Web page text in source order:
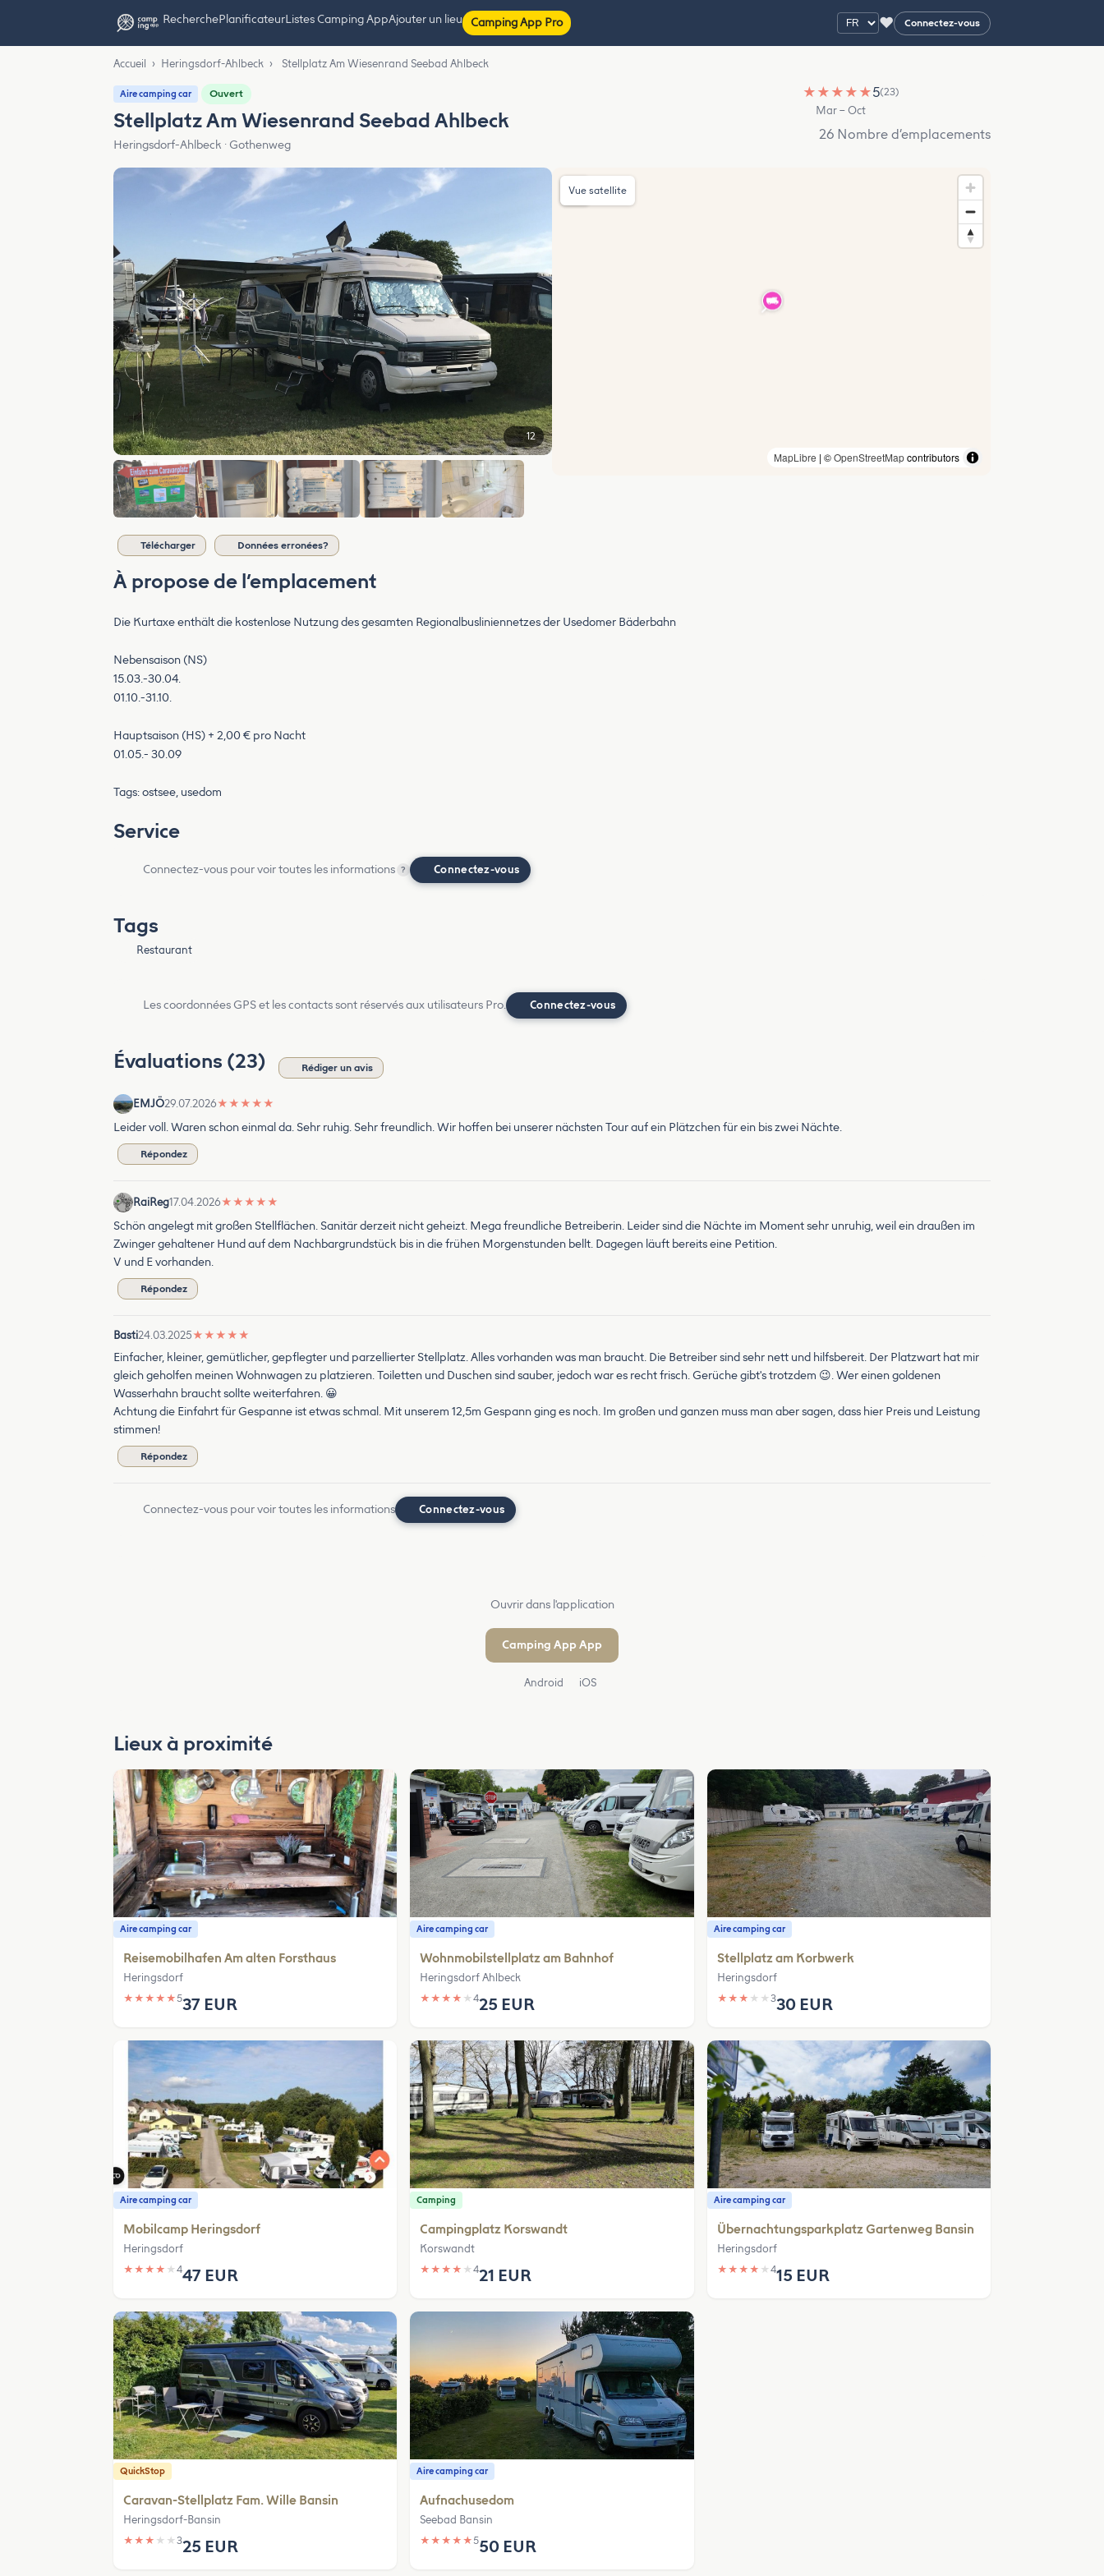
RecherchePlanificateurListes Camping AppAjouter un lieu Camping App Pro ♥ Connectez-vous
Accueil › Heringsdorf-Ahlbeck › Stellplatz Am Wiesenrand Seebad Ahlbeck
Aire camping car Ouvert
Stellplatz Am Wiesenrand Seebad Ahlbeck
Heringsdorf-Ahlbeck · Gothenweg
★ ★ ★ ★ ★5(23)
Mar – Oct
26 Nombre d’emplacements
12
MapLibre | ©OpenStreetMapcontributors
Vue satellite
Télécharger Données erronées?
À propose de l’emplacement
Die Kurtaxe enthält die kostenlose Nutzung des gesamten Regionalbusliniennetzes der Usedomer Bäderbahn
Nebensaison (NS)
15.03.-30.04.
01.10.-31.10.
Hauptsaison (HS) + 2,00 € pro Nacht
01.05.- 30.09
Tags: ostsee, usedom
Service
Connectez-vous pour voir toutes les informations ? Connectez-vous
Tags
Restaurant
Les coordonnées GPS et les contacts sont réservés aux utilisateurs Pro. Connectez-vous
Évaluations (23) Rédiger un avis
EMJÖ29.07.2026★ ★ ★ ★ ★
Leider voll. Waren schon einmal da. Sehr ruhig. Sehr freundlich. Wir hoffen bei unserer nächsten Tour auf ein Plätzchen für ein bis zwei Nächte.
Répondez
RaiReg17.04.2026★ ★ ★ ★ ★
Schön angelegt mit großen Stellflächen. Sanitär derzeit nicht geheizt. Mega freundliche Betreiberin. Leider sind die Nächte im Moment sehr unruhig, weil ein draußen im
Zwinger gehaltener Hund auf dem Nachbargrundstück bis in die frühen Morgenstunden bellt. Dagegen läuft bereits eine Petition.
V und E vorhanden.
Répondez
Basti24.03.2025★ ★ ★ ★ ★
Einfacher, kleiner, gemütlicher, gepflegter und parzellierter Stellplatz. Alles vorhanden was man braucht. Die Betreiber sind sehr nett und hilfsbereit. Der Platzwart hat mir
gleich geholfen meinen Wohnwagen zu platzieren. Toiletten und Duschen sind sauber, jedoch war es recht frisch. Gerüche gibt's trotzdem 😉. Wer einen goldenen
Wasserhahn braucht sollte weiterfahren. 😀
Achtung die Einfahrt für Gespanne ist etwas schmal. Mit unserem 12,5m Gespann ging es noch. Im großen und ganzen muss man aber sagen, dass hier Preis und Leistung
stimmen!
Répondez
Connectez-vous pour voir toutes les informations Connectez-vous
Ouvrir dans l'application
Camping App App
Android iOS
Lieux à proximité
Aire camping car
Reisemobilhafen Am alten Forsthaus
Heringsdorf
★ ★ ★ ★ ★537 EUR
Aire camping car
Wohnmobilstellplatz am Bahnhof
Heringsdorf Ahlbeck
★ ★ ★ ★ ★425 EUR
Aire camping car
Stellplatz am Korbwerk
Heringsdorf
★ ★ ★ ★ ★ 330 EUR
Aire camping car
Mobilcamp Heringsdorf
Heringsdorf
★ ★ ★ ★ ★ 447 EUR
Camping
Campingplatz Korswandt
Korswandt
★ ★ ★ ★ ★421 EUR
Aire camping car
Übernachtungsparkplatz Gartenweg Bansin
Heringsdorf
★ ★ ★ ★ ★ 415 EUR
QuickStop
Caravan-Stellplatz Fam. Wille Bansin
Heringsdorf-Bansin
★ ★ ★ ★ ★ 325 EUR
Aire camping car
Aufnachusedom
Seebad Bansin
★ ★ ★ ★ ★550 EUR